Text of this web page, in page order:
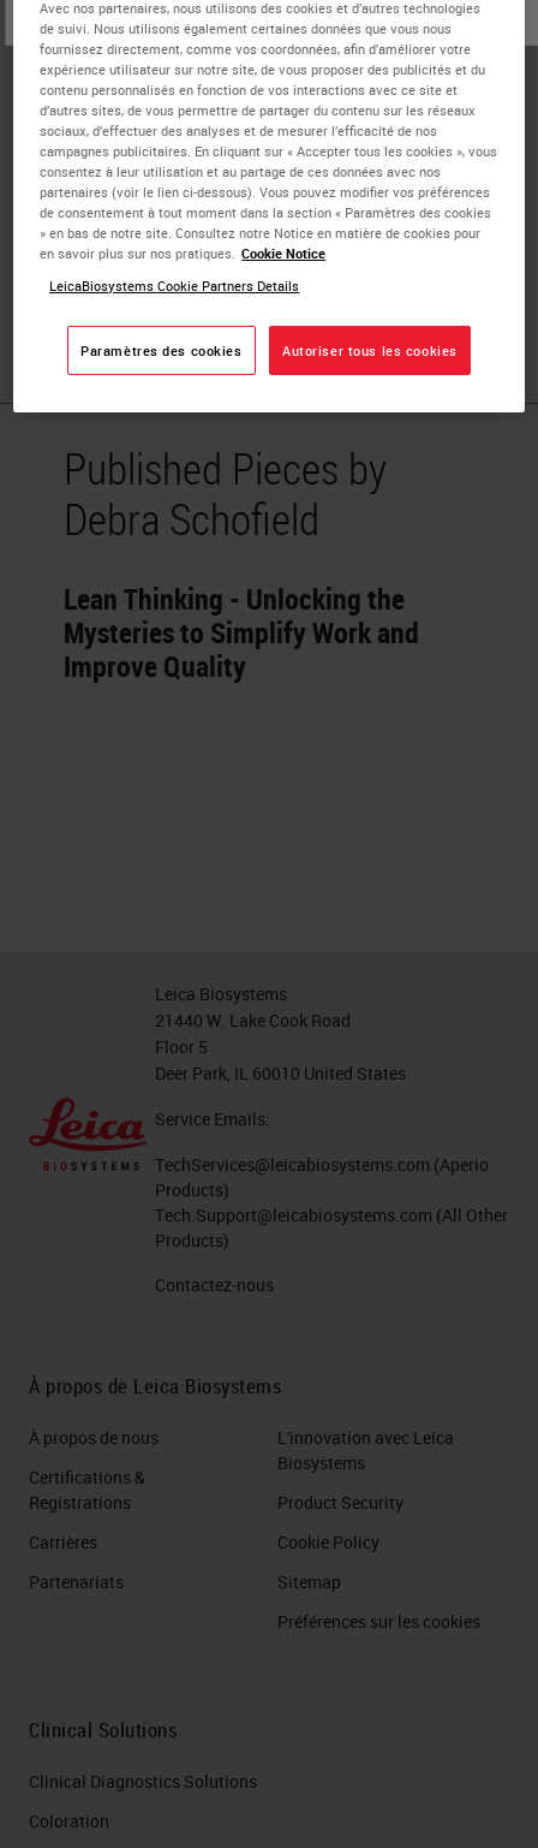
OUI ou Non
Debra Schofield has been involved in the field of Clinical
Laboratory Medicine since 1975 and in the Diagnostics
industry since 1987. Her current responsibility involves
utilization of Lean and Six Sigma tools to support AP
laboratories in their efforts to design more effective and
efficient workspaces as well as develop cost-effective
processes which streamline workflow, improve employee
satisfaction in their work environment and mitigate the
potential for error. Debra has degrees in Biology,
Chemistry, and Medical Technology from Pacific Lutheran
University.
Published Pieces by
Debra Schofield
Lean Thinking - Unlocking the
Mysteries to Simplify Work and
Improve Quality
Leica Biosystems
21440 W. Lake Cook Road
Floor 5
Deer Park, IL 60010 United States
Service Emails:
TechServices@leicabiosystems.com (Aperio
Products)
Tech.Support@leicabiosystems.com (All Other
Products)
Contactez-nous
À propos de Leica Biosystems
À propos de nous
Certifications &
Registrations
Carrières
Partenariats
L'innovation avec Leica
Biosystems
Product Security
Cookie Policy
Sitemap
Préférences sur les cookies
Clinical Solutions
Clinical Diagnostics Solutions
Coloration
Avec nos partenaires, nous utilisons des cookies et d’autres technologies
de suivi. Nous utilisons également certaines données que vous nous
fournissez directement, comme vos coordonnées, afin d’améliorer votre
expérience utilisateur sur notre site, de vous proposer des publicités et du
contenu personnalisés en fonction de vos interactions avec ce site et
d’autres sites, de vous permettre de partager du contenu sur les réseaux
sociaux, d’effectuer des analyses et de mesurer l’efficacité de nos
campagnes publicitaires. En cliquant sur « Accepter tous les cookies », vous
consentez à leur utilisation et au partage de ces données avec nos
partenaires (voir le lien ci-dessous). Vous pouvez modifier vos préférences
de consentement à tout moment dans la section « Paramètres des cookies
» en bas de notre site. Consultez notre Notice en matière de cookies pour
en savoir plus sur nos pratiques. Cookie Notice
LeicaBiosystems Cookie Partners Details
Paramètres des cookies Autoriser tous les cookies